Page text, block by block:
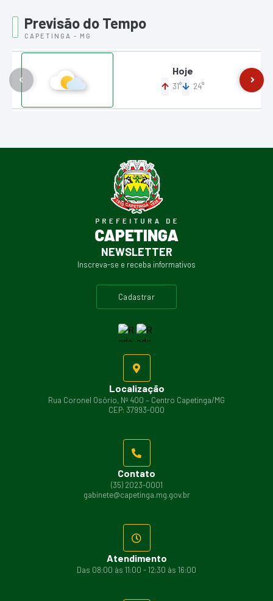
Previsão do Tempo
CAPETINGA - MG
Hoje
31° 24°
Localização
Rua Coronel Osório, Nº 400 – Centro Capetinga/MG
CEP: 37993-000
Contato
(35) 2023-0001
gabinete@capetinga.mg.gov.br
Atendimento
Das 08:00 às 11:00 - 12:30 às 16:00
NEWSLETTER
Inscreva-se e receba informativos
cadastrar